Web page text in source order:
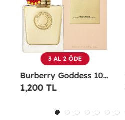
3 AL 2 ÖDE
Burberry Goddess 100 ML EDP Kadın Parfümü -
1,200 TL